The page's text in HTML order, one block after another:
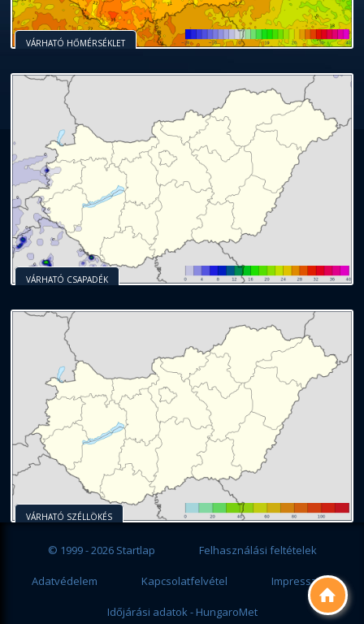

VÁRHATÓ HŐMÉRSÉKLET
VÁRHATÓ CSAPADÉK
VÁRHATÓ SZÉLLÖKÉS
© 1999 - 2026 Startlap Felhasználási feltételek
Adatvédelem Kapcsolatfelvétel Impresszum
Időjárási adatok - HungaroMet